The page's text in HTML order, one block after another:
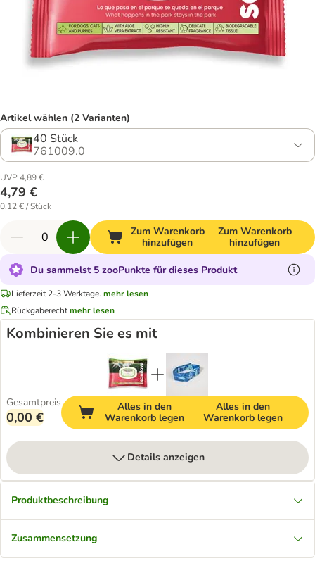
Artikel wählen (2 Varianten)
40 Stück
761009.0
UVP 4,89 €
4,79 €
0,12 € / Stück
Zum Warenkorb
hinzufügen
Zum Warenkorb
hinzufügen
Du sammelst 5 zooPunkte für dieses Produkt
Lieferzeit 2-3 Werktage. mehr lesen
Rückgaberechtmehr lesen
Kombinieren Sie es mit
Gesamtpreis
0,00 €
Alles in den
Warenkorb legen
Alles in den
Warenkorb legen
Details anzeigen
Produktbeschreibung
Zusammensetzung